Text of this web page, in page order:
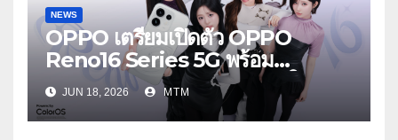
NEWS
OPPO เตรียมเปิดตัว OPPO
Reno16 Series 5G พร้อม
ประกาศ BABYMONSTER ใน
ฐานะ Reno Girls ชวนสัมผัส
ประสบการณ์ถ่ายภาพมุมกว้างพิเศษที่
JUN 18, 2026 MTM